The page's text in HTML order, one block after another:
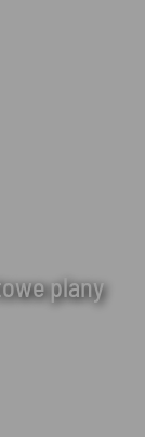
plany